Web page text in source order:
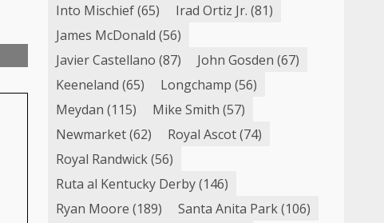
Into Mischief(65) Irad Ortiz Jr. (81)
James McDonald (56)
Javier Castellano (87) John Gosden (67)
Keeneland (65) Longchamp (56)
Meydan (115) Mike Smith (57)
Newmarket(62) Royal Ascot(74)
Royal Randwick(56)
Ruta al Kentucky Derby(146)
Ryan Moore (189) Santa Anita Park(106)